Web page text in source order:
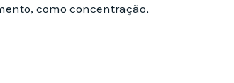
como concentração,